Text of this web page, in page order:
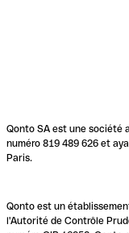
Qonto SA est une société
numéro 819 489 626 et
Paris.
Qonto est un
l'Autorité de Contrôle